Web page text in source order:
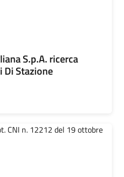
S.p.A. ricerca
Stazione